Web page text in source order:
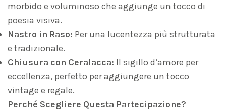
morbido e voluminoso che aggiunge un tocco di
poesia visiva.
Nastro in Raso: Per una lucentezza più strutturata
e tradizionale.
Chiusura con Ceralacca: Il sigillo d’amore per
eccellenza, perfetto per aggiungere un tocco
vintage e regale.
Perché Scegliere Questa Partecipazione?